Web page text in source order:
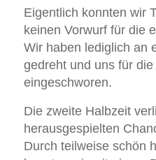
Eigentlich konnten wir
keinen Vorwurf für die
Wir haben lediglich an
gedreht und uns für
eingeschworen.
Die zweite Halbzeit
herausgespielten
Durch teilweise schön